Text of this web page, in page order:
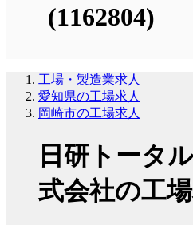
(1162804)
工場・製造業求人
愛知県の工場求人
岡崎市の工場求人
日研トータ
式会社の工